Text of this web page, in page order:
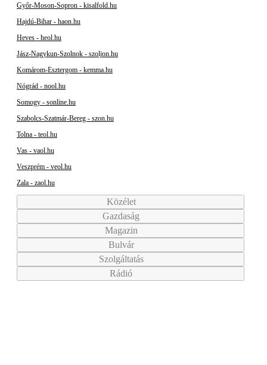
Győr-Moson-Sopron - kisalfold.hu
Hajdú-Bihar - haon.hu
Heves - heol.hu
Jász-Nagykun-Szolnok - szoljon.hu
Komárom-Esztergom - kemma.hu
Nógrád - nool.hu
Somogy - sonline.hu
Szabolcs-Szatmár-Bereg - szon.hu
Tolna - teol.hu
Vas - vaol.hu
Veszprém - veol.hu
Zala - zaol.hu
Közélet
Gazdaság
Magazin
Bulvár
Szolgáltatás
Rádió